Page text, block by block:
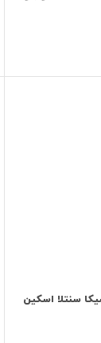
سنتلا اسکین